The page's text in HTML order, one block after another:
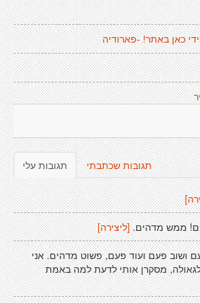
כאן באתר! -פארודיה
תגובות עלי תגובות שכתבתי
ממש מדהים. [ליצירה]
ושוב פעם ועוד פעם, פשוט מדהים. אני
מסקרן אותי לדעת למה באמת